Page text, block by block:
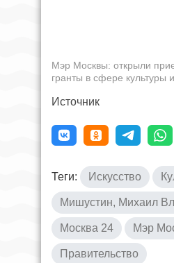
Мэр Москвы: открыли
гранты в сфере культуры
Источник
Теги: Искусство
Мишустин, Михаил
Москва 24 Мэр
Правительство